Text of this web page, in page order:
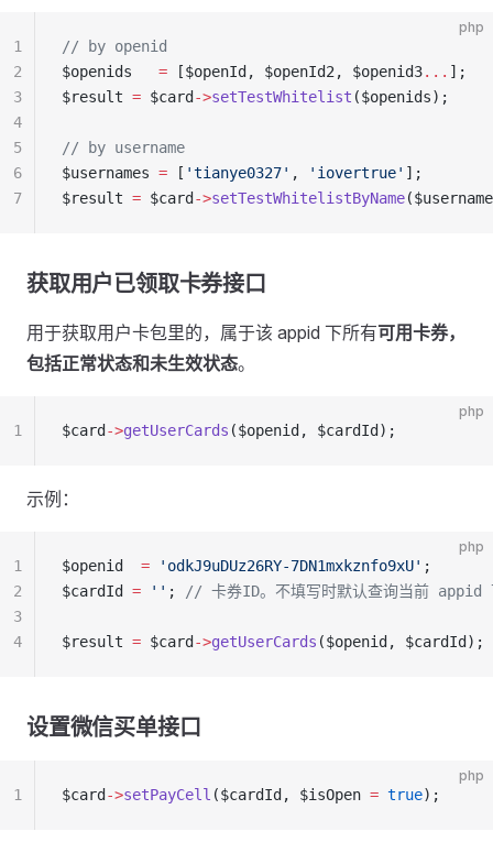
php
// by openid
$openids = [$openId, $openId2, $openid3... ];
$result = $card ->setTestWhitelist ($openids);
// by username
$usernames = [ 'tianye0327' , 'iovertrue' ];
$result = $card ->setTestWhitelistByName
1
2
3
4
5
6
7
获取用户已领取卡券接口
用于获取用户卡包里的，属于该 appid 下所有可用卡券，
包括正常状态和未生效状态。
php
$card ->getUserCards ($openid, $cardId);
1
示例：
php
$openid = 'odkJ9uDUz26RY-7DN1mxkznfo9xU' ;
$cardId = '' ; // 卡券ID。不填写时默认查询当前 appid
$result = $card ->getUserCards ($openid, $cardId);
1
2
3
4
设置微信买单接口
php
$card ->setPayCell ($cardId, $isOpen = true);
1